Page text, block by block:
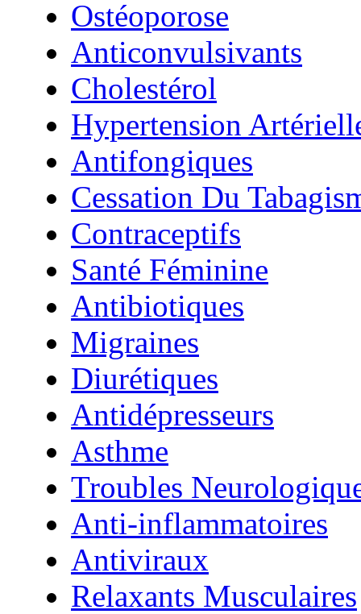
Ostéoporose
Anticonvulsivants
Cholestérol
Hypertension
Antifongiques
Cessation Du
Contraceptifs
Santé Féminine
Antibiotiques
Migraines
Diurétiques
Antidépresseurs
Asthme
Troubles
Anti-inflammatoires
Antiviraux
Relaxants Musculaires